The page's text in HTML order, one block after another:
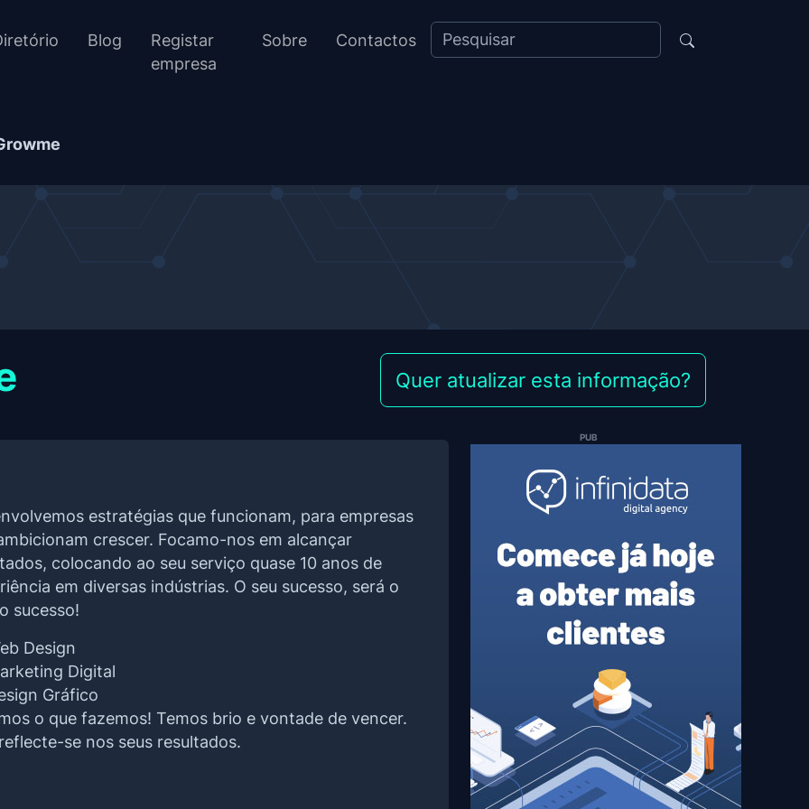
Blog
Registar
empresa
Sobre Contactos
Quer atualizar esta informação?
estratégias que funcionam, para empresas
crescer. Focamo-nos em alcançar
colocando ao seu serviço quase 10 anos de
em diversas indústrias. O seu sucesso, será o
sucesso!
Design
Digital
Gráfico
o que fazemos! Temos brio e vontade de vencer.
se nos seus resultados.
PUB